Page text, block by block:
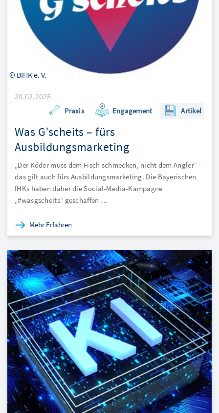
© BIHK e. V.
20.02.2025
Praxis Engagement Artikel
Was G’scheits – fürs
Ausbildungsmarketing
„Der Köder muss dem Fisch schmecken, nicht dem Angler“ –
das gilt auch fürs Ausbildungsmarketing. Die Bayerischen
IHKs haben daher die Social-Media-Kampagne
„#wasgscheits“ geschaffen …
Mehr Erfahren